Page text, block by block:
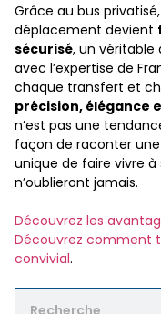
Grâce au bus
déplacement devient
sécurisé, un véritable
avec l’expertise de
chaque transfert et
précision, élégance
n’est pas une
façon de raconter
unique de faire vivre à
n’oublieront jamais.
Découvrez les
Découvrez comment
convivial.